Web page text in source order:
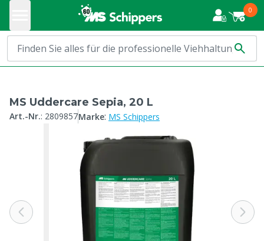
0
MS Uddercare Sepia, 20 L
Art.-Nr.: 2809857Marke: MS Schippers